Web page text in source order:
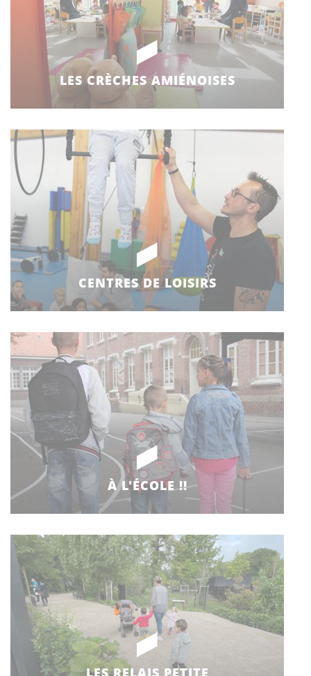
LES CRÈCHES AMIÉNOISES
CENTRES DE LOISIRS
À L'ÉCOLE !!
LES RELAIS PETITE